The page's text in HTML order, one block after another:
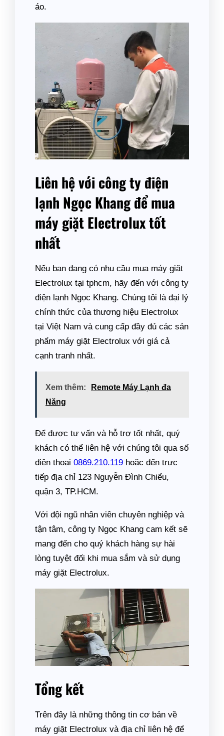
áo.
Liên hệ với công ty điện
lạnh Ngọc Khang để mua
máy giặt Electrolux tốt
nhất
Nếu bạn đang có nhu cầu mua máy giặt
Electrolux tại tphcm, hãy đến với công ty
điện lạnh Ngọc Khang. Chúng tôi là đại lý
chính thức của thương hiệu Electrolux
tại Việt Nam và cung cấp đầy đủ các sản
phẩm máy giặt Electrolux với giá cả
cạnh tranh nhất.
Xem thêm:
Remote Máy Lạnh đa
Năng
Để được tư vấn và hỗ trợ tốt nhất, quý
khách có thể liên hệ với chúng tôi qua số
điện thoại 0869.210.119 hoặc đến trực
tiếp địa chỉ 123 Nguyễn Đình Chiểu,
quận 3, TP.HCM.
Với đội ngũ nhân viên chuyên nghiệp và
tận tâm, công ty Ngọc Khang cam kết sẽ
mang đến cho quý khách hàng sự hài
lòng tuyệt đối khi mua sắm và sử dụng
máy giặt Electrolux.
Tổng kết
Trên đây là những thông tin cơ bản về
máy giặt Electrolux và địa chỉ liên hệ để